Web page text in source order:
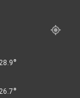
28.9°
26.7°